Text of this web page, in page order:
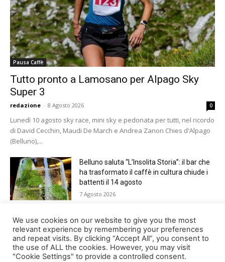
Pausa Caffè
Tutto pronto a Lamosano per Alpago Sky
Super 3
redazione - 8 Agosto 2026 0
Lunedì 10 agosto sky race, mini sky e pedonata per tutti, nel ricordo
di David Cecchin, Maudi De March e Andrea Zanon Chies d'Alpago
(Belluno),...
Belluno saluta “L’Insolita Storia”: il bar che
ha trasformato il caffè in cultura chiude i
battenti il 14 agosto
7 Agosto 2026
Giro del Lago di Santa Croce 2026.
Appuntamento domenica 16 agosto
7 Agosto 2026
We use cookies on our website to give you the most
relevant experience by remembering your preferences
and repeat visits. By clicking “Accept All”, you consent to
the use of ALL the cookies. However, you may visit
"Cookie Settings" to provide a controlled consent.